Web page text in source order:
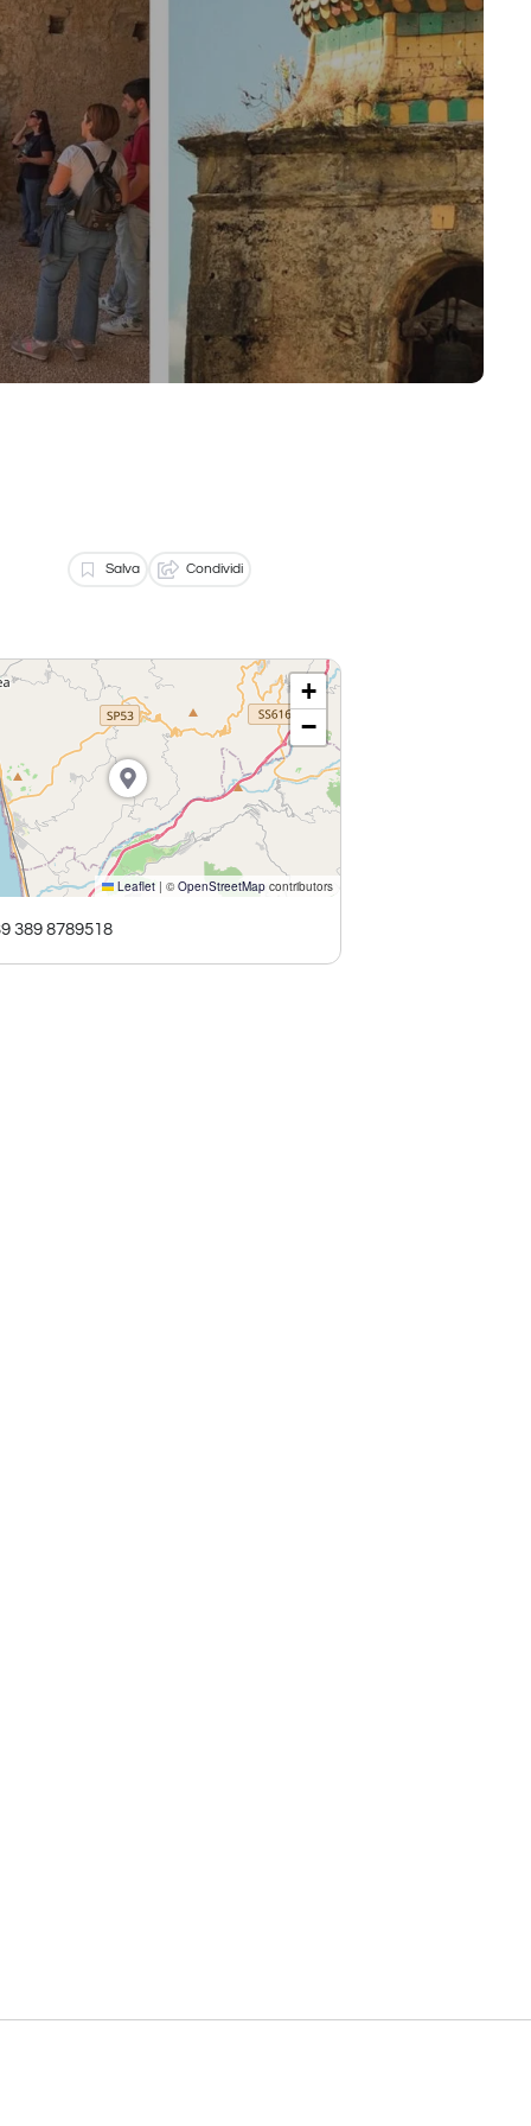
Salva Condividi
+
−
Leaflet | ©OpenStreetMap contributors
389 8789518